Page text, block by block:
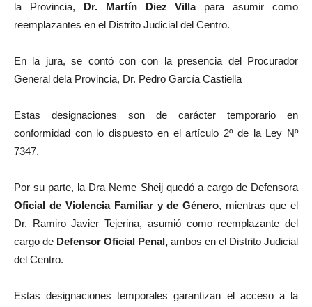
la Provincia,
Dr. Martín Diez Villapara asumir como
reemplazantes en el Distrito Judicial del Centro.
En la jura, se contó con con la presencia del Procurador
General dela Provincia, Dr. Pedro García Castiella
Estas designaciones son de carácter temporario en
conformidad con lo dispuesto en el artículo 2º de la Ley Nº
7347.
Por su parte, la Dra Neme Sheij quedó a cargo de Defensora
Oficial de Violencia Familiar y de Género, mientras que el
Dr. Ramiro Javier Tejerina, asumió como reemplazante del
cargo de Defensor Oficial Penal, ambos en el Distrito Judicial
del Centro.
Estas designaciones temporales garantizan el acceso a la